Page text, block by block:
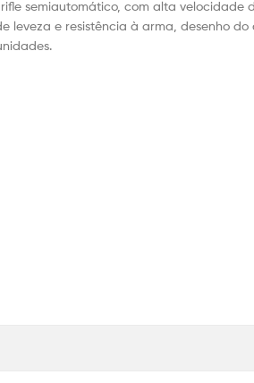
semiautomático, com alta velocidade
leveza e resistência à arma, desenho